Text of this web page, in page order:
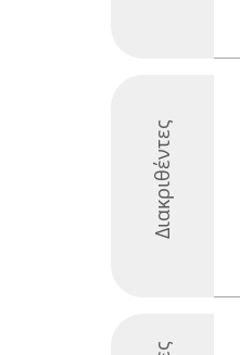
Διακριθέντες